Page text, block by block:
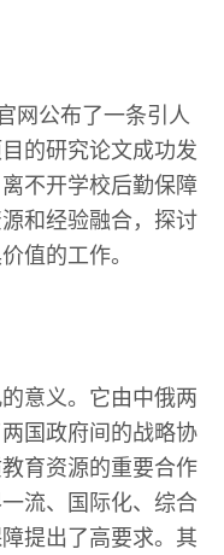
网公布了一条引人
的研究论文成功发
不开学校后勤保障
和经验融合，探讨
值的工作。
意义。它由中俄两
国政府间的战略协
育资源的重要合作
流、国际化、综合
提出了高要求。其